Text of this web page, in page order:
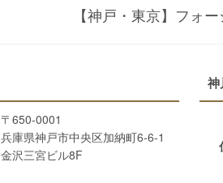
【神戸・東京】フォ
〒650-0001
兵庫県神戸市中央区加納町6-6-1
金沢三宮ビル8F
神